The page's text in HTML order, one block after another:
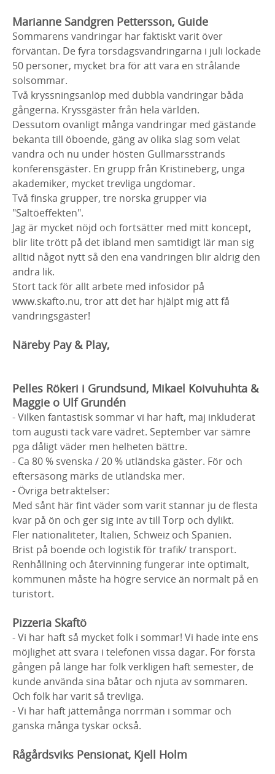
Marianne Sandgren Pettersson, Guide
Sommarens vandringar har faktiskt varit över
förväntan. De fyra torsdagsvandringarna i juli lockade
50 personer, mycket bra för att vara en strålande
solsommar.
Två kryssningsanlöp med dubbla vandringar båda
gångerna. Kryssgäster från hela världen.
Dessutom ovanligt många vandringar med gästande
bekanta till öboende, gäng av olika slag som velat
vandra och nu under hösten Gullmarsstrands
konferensgäster. En grupp från Kristineberg, unga
akademiker, mycket trevliga ungdomar.
Två finska grupper, tre norska grupper via
"Saltöeffekten".
Jag är mycket nöjd och fortsätter med mitt koncept,
blir lite trött på det ibland men samtidigt lär man sig
alltid något nytt så den ena vandringen blir aldrig den
andra lik.
Stort tack för allt arbete med infosidor på
www.skafto.nu, tror att det har hjälpt mig att få
vandringsgäster!
Näreby Pay & Play,
Pelles Rökeri i Grundsund, Mikael Koivuhuhta &
Maggie o Ulf Grundén
- Vilken fantastisk sommar vi har haft, maj inkluderat
tom augusti tack vare vädret. September var sämre
pga dåligt väder men helheten bättre.
- Ca 80 % svenska / 20 % utländska gäster. För och
eftersäsong märks de utländska mer.
- Övriga betraktelser:
Med sånt här fint väder som varit stannar ju de flesta
kvar på ön och ger sig inte av till Torp och dylikt.
Fler nationaliteter, Italien, Schweiz och Spanien.
Brist på boende och logistik för trafik/ transport.
Renhållning och återvinning fungerar inte optimalt,
kommunen måste ha högre service än normalt på en
turistort.
Pizzeria Skaftö
- Vi har haft så mycket folk i sommar! Vi hade inte ens
möjlighet att svara i telefonen vissa dagar. För första
gången på länge har folk verkligen haft semester, de
kunde använda sina båtar och njuta av sommaren.
Och folk har varit så trevliga.
- Vi har haft jättemånga norrmän i sommar och
ganska många tyskar också.
Rågårdsviks Pensionat, Kjell Holm